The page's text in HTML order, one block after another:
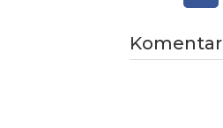
Komentar